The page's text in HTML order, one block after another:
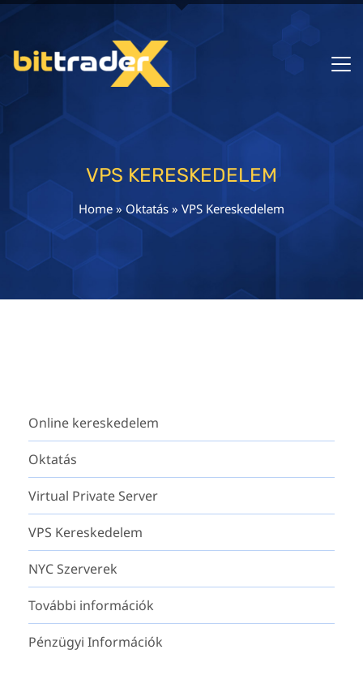
VPS KERESKEDELEM
Home»Oktatás » VPS Kereskedelem
Online kereskedelem
Oktatás
Virtual Private Server
VPS Kereskedelem
NYC Szerverek
További információk
Pénzügyi Információk